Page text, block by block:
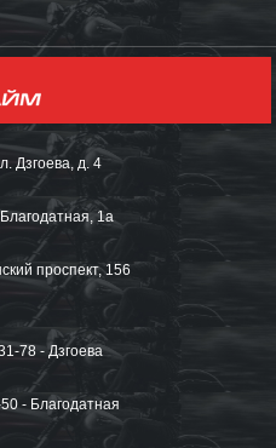
Дзгоева, д. 4
1а
проспект, 156
78 - Дзгоева
- Благодатная